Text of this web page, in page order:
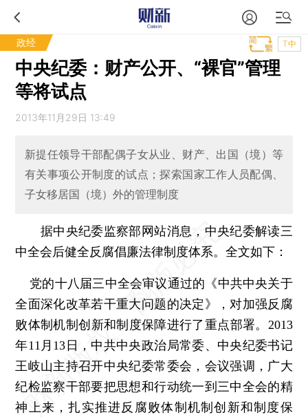
政经 T中
中央纪委：财产公开、“裸官”管理
等将试点
2013年11月29日 13:49
新提任领导干部配偶子女从业、财产、出国（境）等
有关事项公开制度的试点；探索国家工作人员配偶、
子女移居国（境）外的管理制度
据中央纪委监察部网站消息，中央纪委解读三
中全会后健全反腐倡廉法律制度体系。全文如下：
党的十八届三中全会审议通过的《中共中央关于
全面深化改革若干重大问题的决定》，对加强反腐
败体制机制创新和制度保障进行了重点部署。2013
年11月13日，中共中央政治局常委、中央纪委书记
王岐山主持召开中央纪委常委会，会议强调，广大
纪检监察干部要把思想和行动统一到三中全会的精
神上来，扎实推进反腐败体制机制创新和制度保